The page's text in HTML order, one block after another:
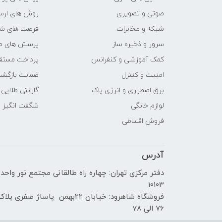
پردازنده ی گرافیکی
سازنده پردازنده گرافیکی
گرافیکی
مشخصات صفحه نمایش
دقت صفحه نمایش
صوتی و تصویری
شبکه و مخابرات
سرور و ذخیره ساز
کمک آموزشی و کنفرانس
امنیت و کنترل
برق اضطراری و انرژی پاک
لوازم خانگی
فروش اقساطی
روش های
فرصت های
پرسش های
پرداخت
ضمانت
گارانتی طلایی
شگفت انگیز
آدرس
دفتر مرکزی تهران: چهاره راه طالقانی مجتمع نور واحد
10103
فروشگاه شاهرود: خیابان 22بهمن پاساژ صفری
76 الی 78